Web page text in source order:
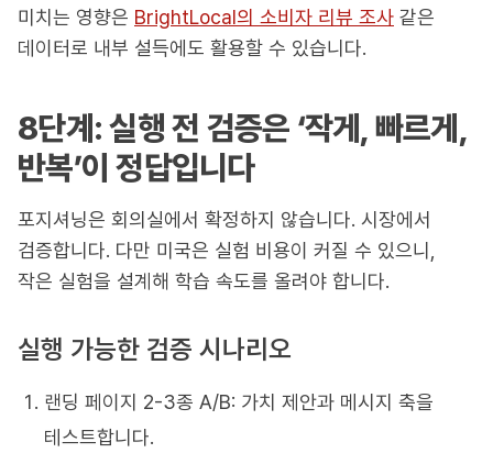
미치는 영향은 BrightLocal의 소비자 리뷰 조사 같은
데이터로 내부 설득에도 활용할 수 있습니다.
8단계: 실행 전 검증은 ‘작게, 빠르게,
반복’이 정답입니다
포지셔닝은 회의실에서 확정하지 않습니다. 시장에서
검증합니다. 다만 미국은 실험 비용이 커질 수 있으니,
작은 실험을 설계해 학습 속도를 올려야 합니다.
실행 가능한 검증 시나리오
랜딩 페이지 2-3종 A/B: 가치 제안과 메시지 축을
테스트합니다.